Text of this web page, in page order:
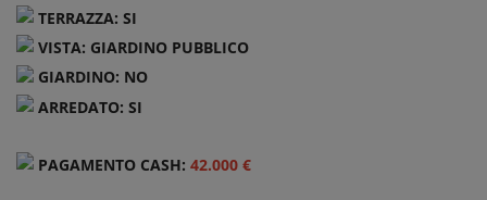
TERRAZZA: SI
VISTA: GIARDINO PUBBLICO
GIARDINO: NO
ARREDATO: SI
PAGAMENTO CASH: 42.000 €